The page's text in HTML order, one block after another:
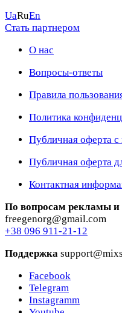
UaRuEn
Стать партнером
О нас
Вопросы-ответы
Правила
Политика
Публичная оферта с
Публичная оферта
Контактная
По вопросам рекламы и
freegenorg@gmail.com
+38 096 911-21-12
Поддержка
Facebook
Telegram
Instagramm